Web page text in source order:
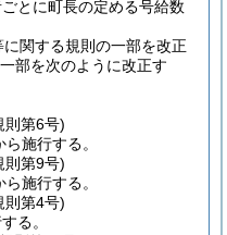
とに町長の定める号給数
関する規則の一部を改正
部を次のように改正す
則第6号)
施行する。
則第9号)
施行する。
則第4号)
る。